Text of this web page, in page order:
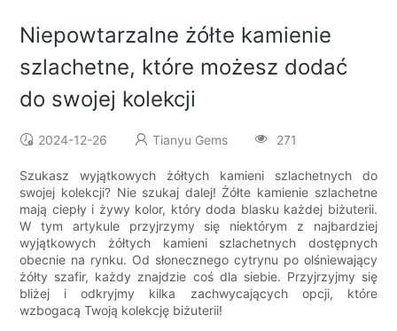
Niepowtarzalne żółte kamienie
szlachetne, które możesz dodać
do swojej kolekcji
2024-12-26 Tianyu Gems 271
Szukasz wyjątkowych żółtych kamieni szlachetnych do
swojej kolekcji? Nie szukaj dalej! Żółte kamienie szlachetne
mają ciepły i żywy kolor, który doda blasku każdej biżuterii.
W tym artykule przyjrzymy się niektórym z najbardziej
wyjątkowych żółtych kamieni szlachetnych dostępnych
obecnie na rynku. Od słonecznego cytrynu po olśniewający
żółty szafir, każdy znajdzie coś dla siebie. Przyjrzyjmy się
bliżej i odkryjmy kilka zachwycających opcji, które
wzbogacą Twoją kolekcję biżuterii!